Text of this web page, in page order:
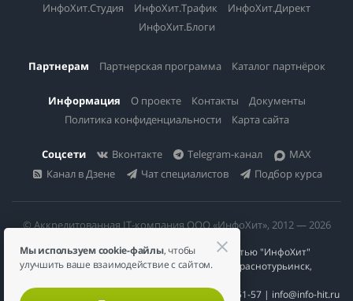
ИнфоХит.Студия
ИнфоХит.Трафик
ИнфоХит.Директ
ИнфоХит.Блоги
Партнерам Партнерская программа Каталог партнёрок
Информация О проекте Контакты
Документы
Политика конфиденциальности
Карта сайта
Соцсети Вконтакте Telegram-канал
MAX
Канал в Дзене
Чат специалистов Подбор курса
© Аккредитованная IT-компания ООО «ИнфоХит», 2012 — 2026
Общество с ограниченной ответственностью "ИнфоХит"
624446, Россия, Свердловская область, г. Краснотурьинск,
ИНН 6617023200 | КПП 661701001 | +7 984 888-51-57 | info@info-hit.ru
Мы используем cookie-файлы, чтобы
улучшить ваше взаимодействие с сайтом.